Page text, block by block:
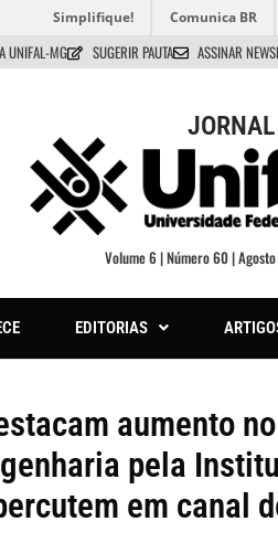
Simplifique! Comunica BR
UNIFAL-MG SUGERIR PAUTA ASSINAR
JORNAL
Volume 6 | Número 60 |
EDITORIAS
aumento
pela
em canal